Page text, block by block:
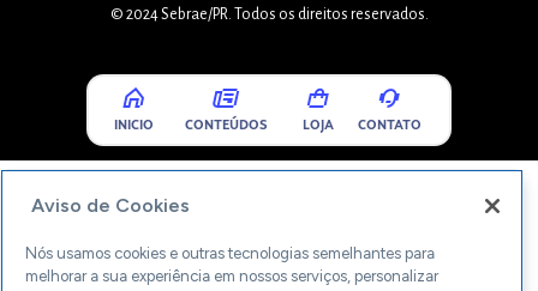
© 2024 Sebrae/PR. Todos os direitos reservados.
INICIO CONTEÚDOS LOJA CONTATO
Aviso de Cookies
Nós usamos cookies e outras tecnologias semelhantes para
melhorar a sua experiência em nossos serviços, personalizar